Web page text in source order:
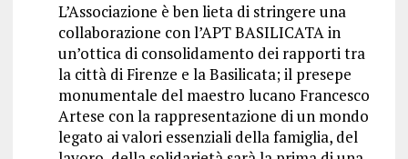
L’Associazione è ben lieta di stringere una
collaborazione con l’APT BASILICATA in
un’ottica di consolidamento dei rapporti tra
la città di Firenze e la Basilicata; il presepe
monumentale del maestro lucano Francesco
Artese con la rappresentazione di un mondo
legato ai valori essenziali della famiglia, del